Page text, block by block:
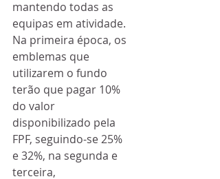
mantendo todas as
equipas em atividade.
Na primeira época, os
emblemas que
utilizarem o fundo
terão que pagar 10%
do valor
disponibilizado pela
FPF, seguindo-se 25%
e 32%, na segunda e
terceira,